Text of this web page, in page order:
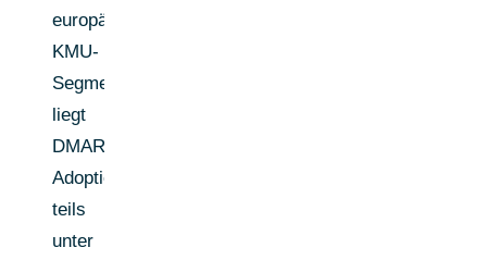
europäischen
KMU-
Segmenten
liegt
DMARC-
Adoption
teils
unter